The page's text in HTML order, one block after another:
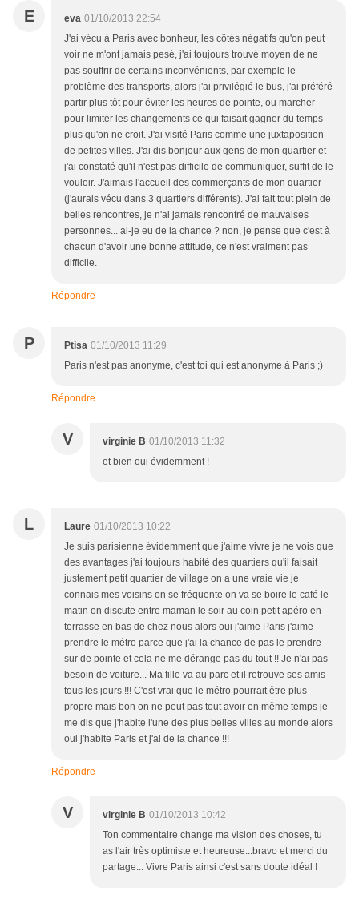
E eva 01/10/2013 22:54
J'ai vécu à Paris avec bonheur, les côtés négatifs qu'on peut
voir ne m'ont jamais pesé, j'ai toujours trouvé moyen de ne
pas souffrir de certains inconvénients, par exemple le
problème des transports, alors j'ai privilégié le bus, j'ai préféré
partir plus tôt pour éviter les heures de pointe, ou marcher
pour limiter les changements ce qui faisait gagner du temps
plus qu'on ne croit. J'ai visité Paris comme une juxtaposition
de petites villes. J'ai dis bonjour aux gens de mon quartier et
j'ai constaté qu'il n'est pas difficile de communiquer, suffit de le
vouloir. J'aimais l'accueil des commerçants de mon quartier
(j'aurais vécu dans 3 quartiers différents). J'ai fait tout plein de
belles rencontres, je n'ai jamais rencontré de mauvaises
personnes... ai-je eu de la chance ? non, je pense que c'est à
chacun d'avoir une bonne attitude, ce n'est vraiment pas
difficile.
Répondre
P Ptisa 01/10/2013 11:29
Paris n'est pas anonyme, c'est toi qui est anonyme à Paris ;)
Répondre
V virginie B 01/10/2013 11:32
et bien oui évidemment !
L Laure 01/10/2013 10:22
Je suis parisienne évidemment que j'aime vivre je ne vois que
des avantages j'ai toujours habité des quartiers qu'il faisait
justement petit quartier de village on a une vraie vie je
connais mes voisins on se fréquente on va se boire le café le
matin on discute entre maman le soir au coin petit apéro en
terrasse en bas de chez nous alors oui j'aime Paris j'aime
prendre le métro parce que j'ai la chance de pas le prendre
sur de pointe et cela ne me dérange pas du tout !! Je n'ai pas
besoin de voiture... Ma fille va au parc et il retrouve ses amis
tous les jours !!! C'est vrai que le métro pourrait être plus
propre mais bon on ne peut pas tout avoir en même temps je
me dis que j'habite l'une des plus belles villes au monde alors
oui j'habite Paris et j'ai de la chance !!!
Répondre
V virginie B 01/10/2013 10:42
Ton commentaire change ma vision des choses, tu
as l'air très optimiste et heureuse...bravo et merci du
partage... Vivre Paris ainsi c'est sans doute idéal !